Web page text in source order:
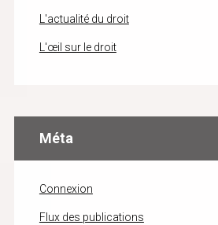
L'actualité du droit
L'œil sur le droit
Méta
Connexion
Flux des publications